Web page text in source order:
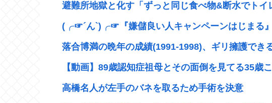
避難所地獄と化す「ずっと同じ食べ物&断水でトイ
(╭☞´ん`)╭☞『嫌儲良い人キャンペーンはじまる』
落合博満の晩年の成績(1991-1998)、ギリ擁護でき
【動画】89歳認知症祖母とその面倒を見てる35歳
高橋名人が左手のバネを取るため手術を決意